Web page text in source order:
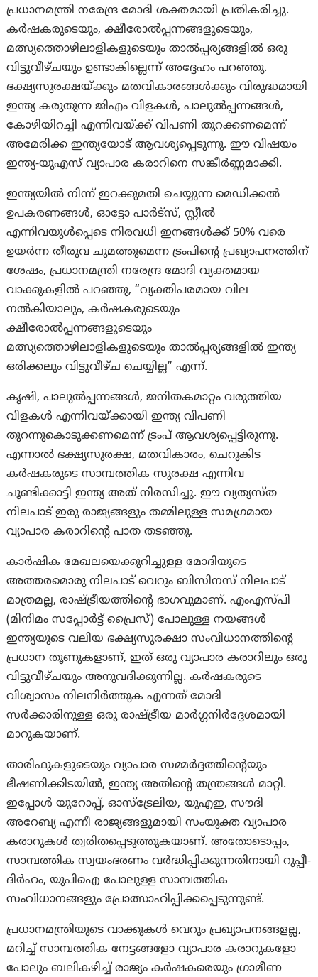
പ്രധാനമന്ത്രി നരേന്ദ്ര മോദി ശക്തമായി പ്രതികരിച്ചു.
കർഷകരുടെയും, ക്ഷീരോൽപ്പന്നങ്ങളുടെയും,
മത്സ്യത്തൊഴിലാളികളുടെയും താൽപ്പര്യങ്ങളിൽ ഒരു
വിട്ടുവീഴ്ചയും ഉണ്ടാകില്ലെന്ന് അദ്ദേഹം പറഞ്ഞു.
ഭക്ഷ്യസുരക്ഷയ്ക്കും മതവികാരങ്ങൾക്കും വിരുദ്ധമായി
ഇന്ത്യ കരുതുന്ന ജിഎം വിളകൾ, പാലുൽപ്പന്നങ്ങൾ,
കോഴിയിറച്ചി എന്നിവയ്ക്ക് വിപണി തുറക്കണമെന്ന്
അമേരിക്ക ഇന്ത്യയോട് ആവശ്യപ്പെടുന്നു. ഈ വിഷയം
ഇന്ത്യ-യുഎസ് വ്യാപാര കരാറിനെ സങ്കീർണ്ണമാക്കി.
ഇന്ത്യയിൽ നിന്ന് ഇറക്കുമതി ചെയ്യുന്ന മെഡിക്കൽ
ഉപകരണങ്ങൾ, ഓട്ടോ പാർട്‌സ്, സ്റ്റീൽ
എന്നിവയുൾപ്പെടെ നിരവധി ഇനങ്ങൾക്ക് 50% വരെ
ഉയർന്ന തീരുവ ചുമത്തുമെന്ന ട്രം‌പിന്റെ പ്രഖ്യാപനത്തിന്
ശേഷം, പ്രധാനമന്ത്രി നരേന്ദ്ര മോദി വ്യക്തമായ
വാക്കുകളിൽ പറഞ്ഞു, “വ്യക്തിപരമായ വില
നൽകിയാലും, കർഷകരുടെയും
ക്ഷീരോൽപ്പന്നങ്ങളുടെയും
മത്സ്യത്തൊഴിലാളികളുടെയും താൽപ്പര്യങ്ങളിൽ ഇന്ത്യ
ഒരിക്കലും വിട്ടുവീഴ്ച ചെയ്യില്ല” എന്ന്.
കൃഷി, പാലുൽപ്പന്നങ്ങൾ, ജനിതകമാറ്റം വരുത്തിയ
വിളകൾ എന്നിവയ്‌ക്കായി ഇന്ത്യ വിപണി
തുറന്നുകൊടുക്കണമെന്ന് ട്രം‌പ് ആവശ്യപ്പെട്ടിരുന്നു.
എന്നാൽ ഭക്ഷ്യസുരക്ഷ, മതവികാരം, ചെറുകിട
കർഷകരുടെ സാമ്പത്തിക സുരക്ഷ എന്നിവ
ചൂണ്ടിക്കാട്ടി ഇന്ത്യ അത് നിരസിച്ചു. ഈ വ്യത്യസ്ത
നിലപാട് ഇരു രാജ്യങ്ങളും തമ്മിലുള്ള സമഗ്രമായ
വ്യാപാര കരാറിന്റെ പാത തടഞ്ഞു.
കാർഷിക മേഖലയെക്കുറിച്ചുള്ള മോദിയുടെ
അത്തരമൊരു നിലപാട് വെറും ബിസിനസ് നിലപാട്
മാത്രമല്ല, രാഷ്ട്രീയത്തിന്റെ ഭാഗവുമാണ്. എംഎസ്പി
(മിനിമം സപ്പോർട്ട് പ്രൈസ്) പോലുള്ള നയങ്ങൾ
ഇന്ത്യയുടെ വലിയ ഭക്ഷ്യസുരക്ഷാ സംവിധാനത്തിന്റെ
പ്രധാന തൂണുകളാണ്, ഇത് ഒരു വ്യാപാര കരാറിലും ഒരു
വിട്ടുവീഴ്ചയും അനുവദിക്കുന്നില്ല. കർഷകരുടെ
വിശ്വാസം നിലനിർത്തുക എന്നത് മോദി
സർക്കാരിനുള്ള ഒരു രാഷ്ട്രീയ മാർഗ്ഗനിർദ്ദേശമായി
മാറുകയാണ്.
താരിഫുകളുടെയും വ്യാപാര സമ്മർദ്ദത്തിന്റെയും
ഭീഷണിക്കിടയിൽ, ഇന്ത്യ അതിന്റെ തന്ത്രങ്ങൾ മാറ്റി.
ഇപ്പോൾ യൂറോപ്പ്, ഓസ്‌ട്രേലിയ, യുഎഇ, സൗദി
അറേബ്യ എന്നീ രാജ്യങ്ങളുമായി സംയുക്ത വ്യാപാര
കരാറുകൾ ത്വരിതപ്പെടുത്തുകയാണ്. അതോടൊപ്പം,
സാമ്പത്തിക സ്വയംഭരണം വർദ്ധിപ്പിക്കുന്നതിനായി റുപ്പീ-
ദിർഹം, യുപിഐ പോലുള്ള സാമ്പത്തിക
സംവിധാനങ്ങളും പ്രോത്സാഹിപ്പിക്കപ്പെടുന്നുണ്ട്.
പ്രധാനമന്ത്രിയുടെ വാക്കുകൾ വെറും പ്രഖ്യാപനങ്ങളല്ല,
മറിച്ച് സാമ്പത്തിക നേട്ടങ്ങളോ വ്യാപാര കരാറുകളോ
പോലും ബലികഴിച്ച് രാജ്യം കർഷകരെയും ഗ്രാമീണ